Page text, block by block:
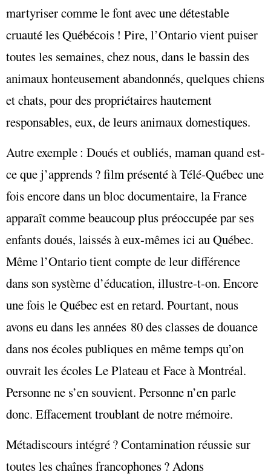
martyriser comme le font avec une détestable
cruauté les Québécois ! Pire, l’Ontario vient puiser
toutes les semaines, chez nous, dans le bassin des
animaux honteusement abandonnés, quelques chiens
et chats, pour des propriétaires hautement
responsables, eux, de leurs animaux domestiques.
Autre exemple : Doués et oubliés, maman quand est-
ce que j’apprends ? film présenté à Télé-Québec une
fois encore dans un bloc documentaire, la France
apparaît comme beaucoup plus préoccupée par ses
enfants doués, laissés à eux-mêmes ici au Québec.
Même l’Ontario tient compte de leur différence
dans son système d’éducation, illustre-t-on. Encore
une fois le Québec est en retard. Pourtant, nous
avons eu dans les années 80 des classes de douance
dans nos écoles publiques en même temps qu’on
ouvrait les écoles Le Plateau et Face à Montréal.
Personne ne s’en souvient. Personne n’en parle
donc. Effacement troublant de notre mémoire.
Métadiscours intégré ? Contamination réussie sur
toutes les chaînes francophones ? Adons